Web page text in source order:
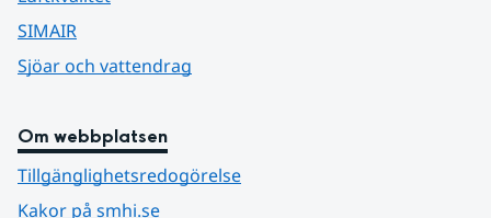
SIMAIR
Sjöar och vattendrag
Om webbplatsen
Tillgänglighetsredogörelse
Kakor på smhi.se